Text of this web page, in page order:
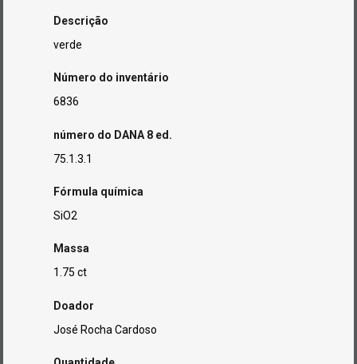
Descrição
verde
Número do inventário
6836
número do DANA 8 ed.
75.1.3.1
Fórmula química
SiO2
Massa
1.75 ct
Doador
José Rocha Cardoso